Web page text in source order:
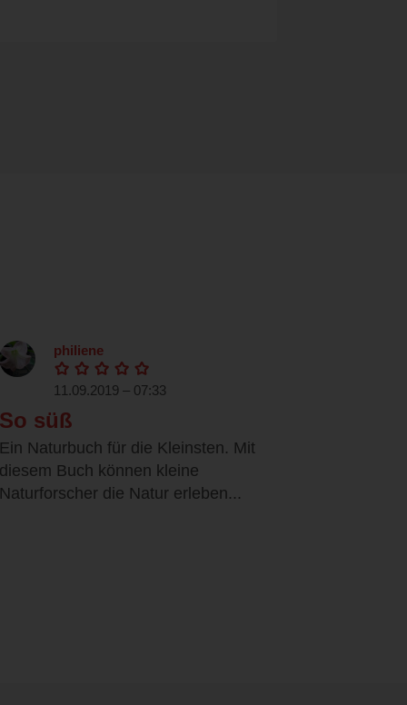
philiene
11.09.2019 – 07:33
So süß
Ein Naturbuch für die Kleinsten. Mit
diesem Buch können kleine
Naturforscher die Natur erleben...